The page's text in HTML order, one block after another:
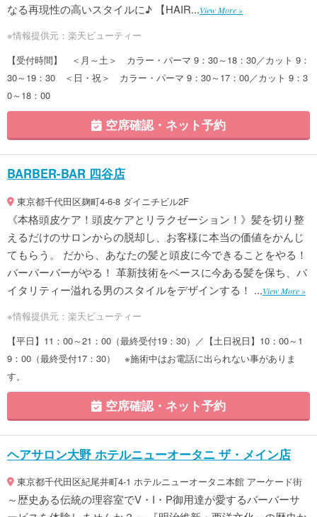
なる再現性の高いスタイルに♪ 【HAIR...View More »
※情報提供元：楽天ビューティー
【受付時間】 ＜月～土＞ カラー・パーマ 9：30～18：30／カット 9：
30～19：30 ＜日・祝＞ カラー・パーマ 9：30～17：00／カット 9：3
0～18：00
空席確認・ネット予約
BARBER-BAR 四谷店
東京都千代田区麹町4-6-8 ダイニチビル2F
《本格頭皮ケア！頭皮ケアとリラクゼーション！》髪を切り整
えるだけのサロンからの脱却し、お客様に本当の価値をかんじ
てもらう。 だから、あなたの髪と頭皮に今できることをやる！
バーバーバーがやる！ 革新技術をベースに今ある髪を保ち、バ
イタリティー溢れる男のスタイルをデザインする！ ...View More »
※情報提供元：楽天ビューティー
【平日】11：00～21：00（最終受付19：30）／【土日祝日】10：00～1
9：00（最終受付17：30） ※施術中はお電話に出られない事がありま
す。
空席確認・ネット予約
ヘアサロン大野 ホテルニューオータニ ザ・メイン店
東京都千代田区紀尾井町4-1 ホテルニューオータニ本館 アーケード街
～歴史ある伝統の理容室でV・I・P御用達が愛するバーバーサ